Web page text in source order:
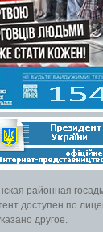
районная
доступен по
другое.